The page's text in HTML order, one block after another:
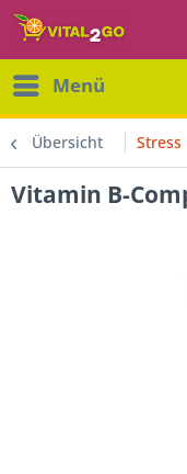
Menü
Übersicht Stress
Vitamin B-